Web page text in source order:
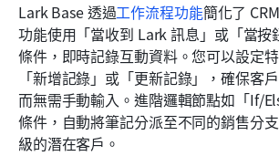
Lark Base 透過工作流程功能簡化了
功能使用「當收到 Lark 訊息」或「當按
條件，即時記錄互動資料。您可以設定
「新增記錄」或「更新記錄」，確保客
而無需手動輸入。進階邏輯節點如「If/
條件，自動將筆記分派至不同的銷售分
級的潛在客戶。